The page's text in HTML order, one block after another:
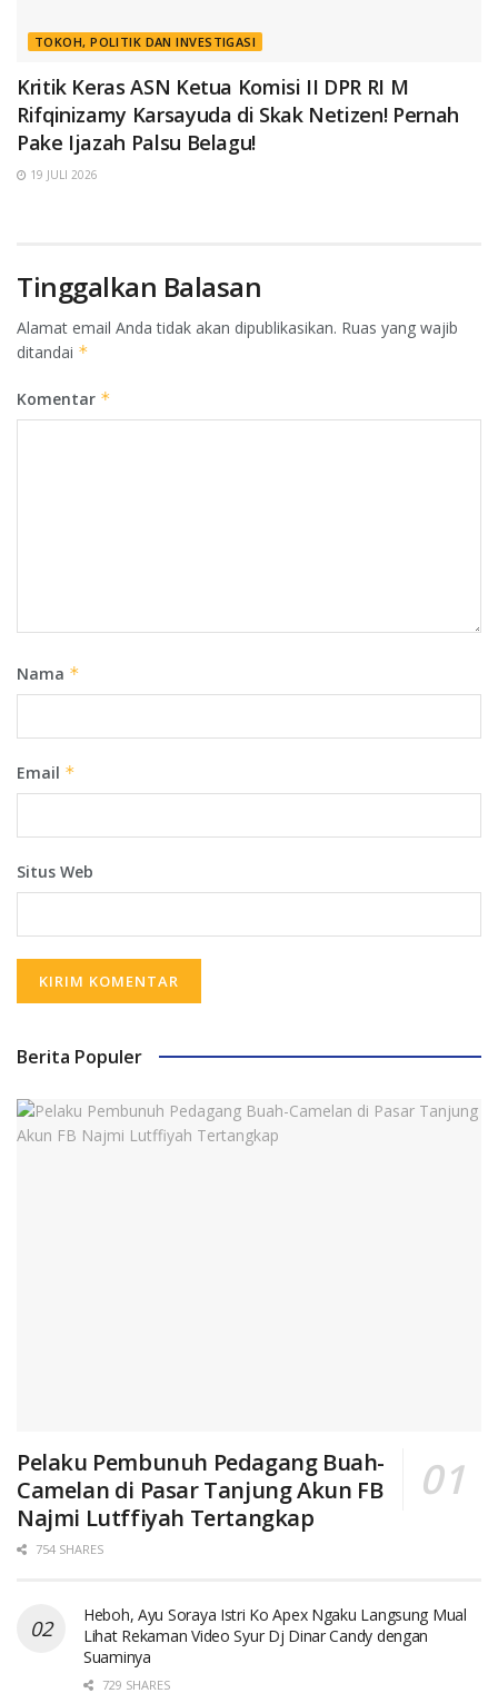
TOKOH, POLITIK DAN INVESTIGASI
Kritik Keras ASN Ketua Komisi II DPR RI M
Rifqinizamy Karsayuda di Skak Netizen! Pernah
Pake Ijazah Palsu Belagu!
19 JULI 2026
Tinggalkan Balasan
Alamat email Anda tidak akan dipublikasikan. Ruas yang wajib
ditandai *
Komentar *
Nama *
Email *
Situs Web
Berita Populer
Pelaku Pembunuh Pedagang Buah-
Camelan di Pasar Tanjung Akun FB
Najmi Lutffiyah Tertangkap
754 SHARES
Heboh, Ayu Soraya Istri Ko Apex Ngaku Langsung Mual
Lihat Rekaman Video Syur Dj Dinar Candy dengan
Suaminya
729 SHARES